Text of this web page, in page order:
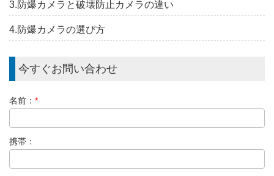
3.防爆カメラと破壊防止カメラの違い
4.防爆カメラの選び方
今すぐお問い合わせ
名前： *
携帯：